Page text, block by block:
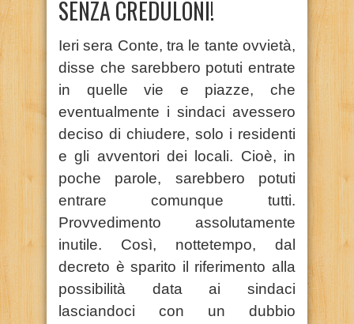
SENZA CREDULONI!
Ieri sera Conte, tra le tante ovvietà,
disse che sarebbero potuti entrate
in quelle vie e piazze, che
eventualmente i sindaci avessero
deciso di chiudere, solo i residenti
e gli avventori dei locali. Cioè, in
poche parole, sarebbero potuti
entrare comunque tutti.
Provvedimento assolutamente
inutile. Così, nottetempo, dal
decreto è sparito il riferimento alla
possibilità data ai sindaci
lasciandoci con un dubbio